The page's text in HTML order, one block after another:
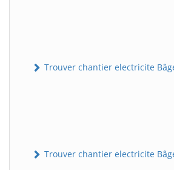
Trouver chantier electricite
Trouver chantier electricite